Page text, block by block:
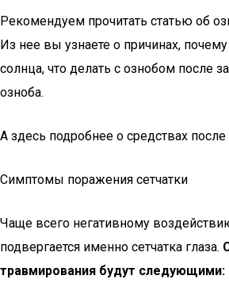
Рекомендуем прочитать статью об
Из нее вы узнаете о причинах,
солнца, что делать с ознобом после
озноба.
А здесь подробнее о средствах
Симптомы поражения сетчатки
Чаще всего негативному
подвергается именно сетчатка глаза.
травмирования будут следующими: